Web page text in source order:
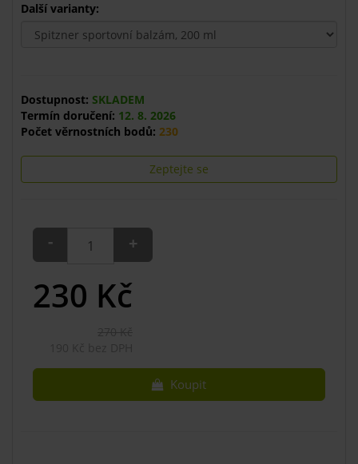
Další varianty:
Dostupnost: SKLADEM
Termín doručení: 12. 8. 2026
Počet věrnostních bodů: 230
Zeptejte se
- +
230 Kč
Koupit